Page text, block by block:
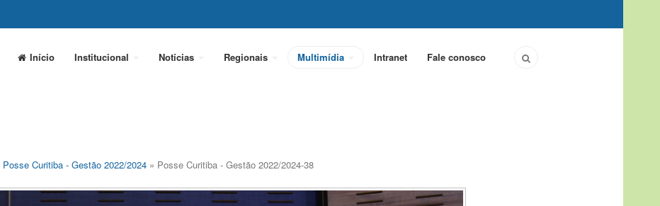
Início Institucional Notícias Regionais Multimídia Intranet Fale conosco
Posse Curitiba - Gestão 2022/2024 » Posse Curitiba - Gestão 2022/2024-38